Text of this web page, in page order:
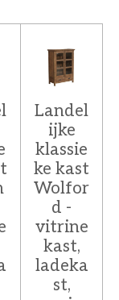
Landel
ijke
klassie
ke kast
Wolfor
d -
vitrine
kast,
ladeka
st,